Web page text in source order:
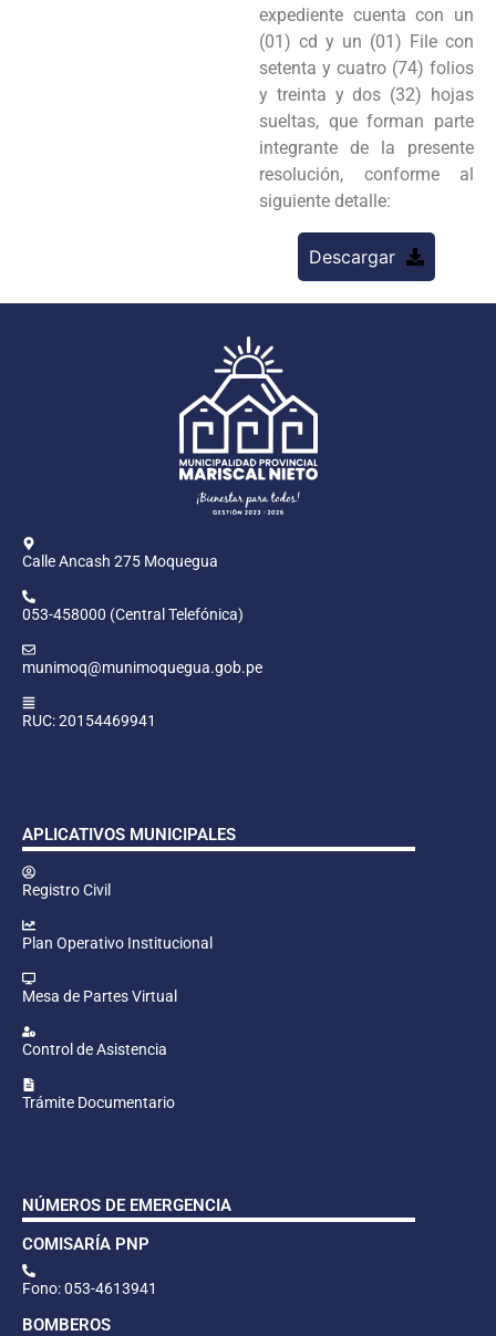
expediente cuenta con un
(01) cd y un (01) File con
setenta y cuatro (74) folios
y treinta y dos (32) hojas
sueltas, que forman parte
integrante de la presente
resolución, conforme al
siguiente detalle:
Descargar
Calle Ancash 275 Moquegua
053-458000 (Central Telefónica)
munimoq@munimoquegua.gob.pe
RUC: 20154469941
APLICATIVOS MUNICIPALES
Registro Civil
Plan Operativo Institucional
Mesa de Partes Virtual
Control de Asistencia
Trámite Documentario
NÚMEROS DE EMERGENCIA
COMISARÍA PNP
Fono: 053-4613941
BOMBEROS